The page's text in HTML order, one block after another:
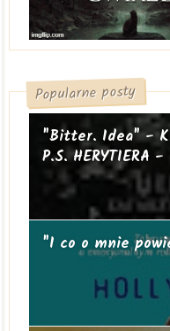
Popularne posty
"Bitter. Idea" -
P.S. HERYTIERA
"I co o mnie